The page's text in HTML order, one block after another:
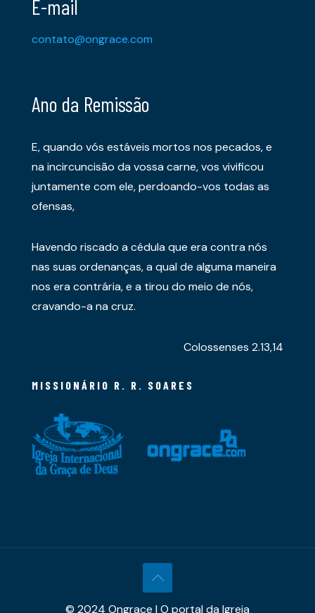
E-mail
contato@ongrace.com
Ano da Remissão
E, quando vós estáveis mortos nos pecados, e
na incircuncisão da vossa carne, vos vivificou
juntamente com ele, perdoando-vos todas as
ofensas,
Havendo riscado a cédula que era contra nós
nas suas ordenanças, a qual de alguma maneira
nos era contrária, e a tirou do meio de nós,
cravando-a na cruz.
Colossenses 2.13,14
MISSIONÁRIO R. R. SOARES
© 2024 Ongrace | O portal da Igreja